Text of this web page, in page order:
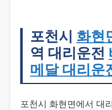
포천시 화현
역 대리운전
메달 대리운
포천시 화현면에서 대